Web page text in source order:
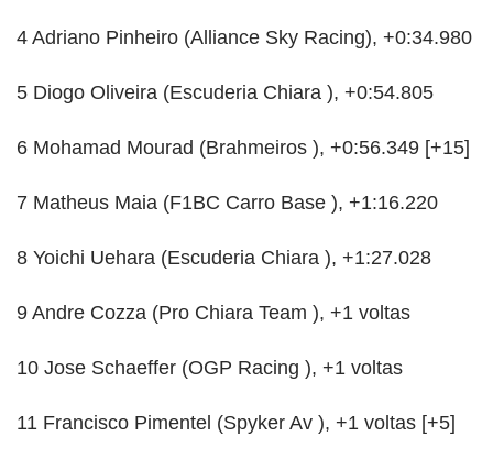
4 Adriano Pinheiro (Alliance Sky Racing), +0:34.980
5 Diogo Oliveira (Escuderia Chiara ), +0:54.805
6 Mohamad Mourad (Brahmeiros ), +0:56.349 [+15]
7 Matheus Maia (F1BC Carro Base ), +1:16.220
8 Yoichi Uehara (Escuderia Chiara ), +1:27.028
9 Andre Cozza (Pro Chiara Team ), +1 voltas
10 Jose Schaeffer (OGP Racing ), +1 voltas
11 Francisco Pimentel (Spyker Av ), +1 voltas [+5]